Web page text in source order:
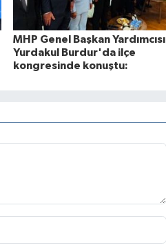
MHP Genel Başkan Yardımcısı
Yurdakul Burdur'da ilçe
kongresinde konuştu: